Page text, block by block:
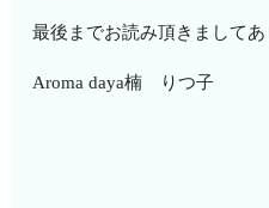
最後までお読み頂きましてあ
Aroma daya楠 りつ子